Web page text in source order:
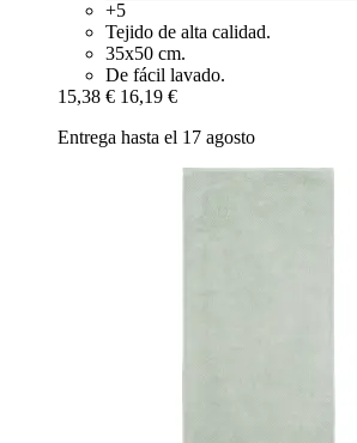
+5
Tejido de alta calidad.
35x50 cm.
De fácil lavado.
15,38 € 16,19 €
Entrega hasta el 17 agosto